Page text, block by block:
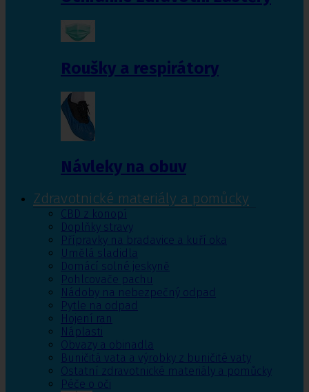
Roušky a respirátory
Návleky na obuv
Zdravotnické materiály a pomůcky
CBD z konopí
Doplňky stravy
Přípravky na bradavice a kuří oka
Umělá sladidla
Domácí solné jeskyně
Pohlcovače pachu
Nádoby na nebezpečný odpad
Pytle na odpad
Hojení ran
Náplasti
Obvazy a obinadla
Buničitá vata a výrobky z buničité vaty
Ostatní zdravotnické materiály a pomůcky
Péče o oči